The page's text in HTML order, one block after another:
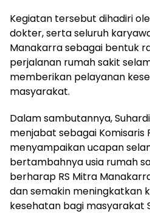
Kegiatan tersebut dihadiri
dokter, serta seluruh
Manakarra sebagai bentuk
perjalanan rumah sakit
memberikan pelayanan
masyarakat.
Dalam sambutannya,
menjabat sebagai Komisaris
menyampaikan ucapan
bertambahnya usia rumah
berharap RS Mitra
dan semakin meningkatkan
kesehatan bagi masyarakat